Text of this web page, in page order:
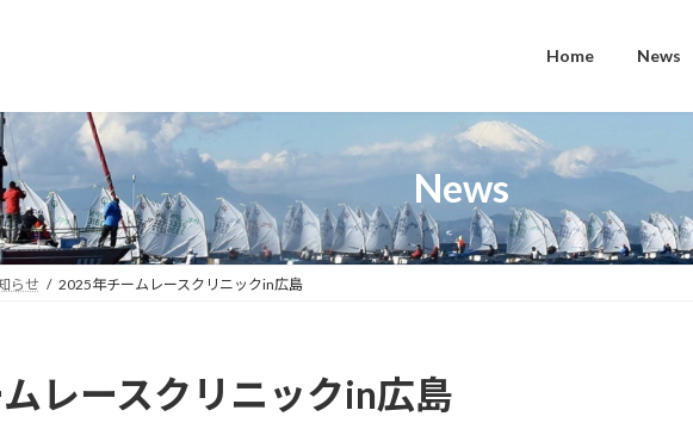
Home News
News
らせ 2025年チームレースクリニックin広島
レースクリニックin広島